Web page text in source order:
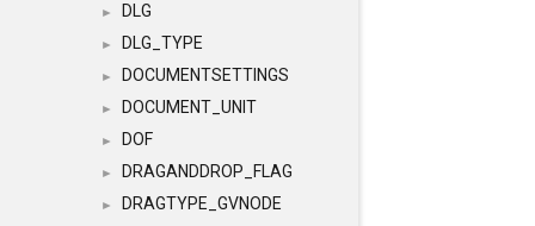
► DLG
► DLG_TYPE
► DOCUMENTSETTINGS
► DOCUMENT_UNIT
► DOF
► DRAGANDDROP_FLAG
► DRAGTYPE_GVNODE